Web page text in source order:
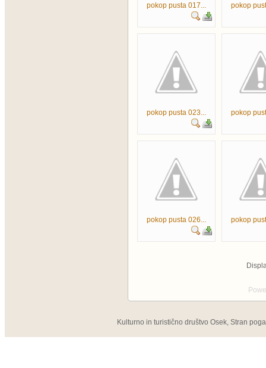
pokop pusta 017... pokop
pokop pusta 023... pokop
pokop pusta 026... pokop
Kulturno in turistično društvo Osek, Stran